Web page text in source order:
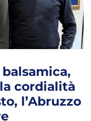
balsamica,
cordialità
l’Abruzzo